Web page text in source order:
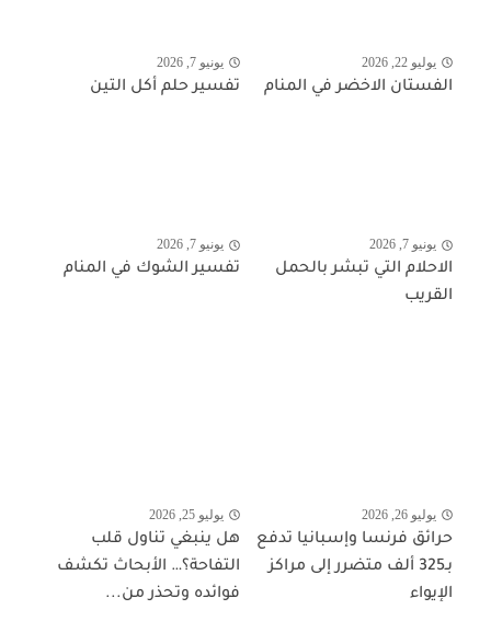
يوليو 22, 2026
الفستان الاخضر في المنام
يونيو 7, 2026
تفسير حلم أكل التين
يونيو 7, 2026
الاحلام التي تبشر بالحمل
القريب
يونيو 7, 2026
تفسير الشوك في المنام
يوليو 26, 2026
حرائق فرنسا وإسبانيا تدفع
بـ325 ألف متضرر إلى مراكز
الإيواء
يوليو 25, 2026
هل ينبغي تناول قلب
التفاحة؟… الأبحاث تكشف
فوائده وتحذر من...